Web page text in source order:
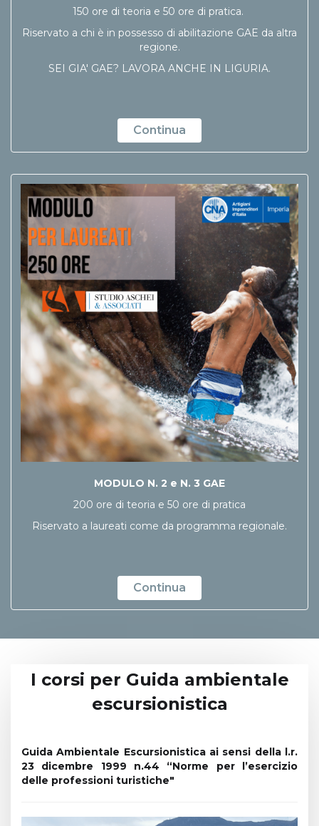
150 ore di teoria e 50 ore di pratica.
Riservato a chi è in possesso di abilitazione GAE da altra
regione.
SEI GIA' GAE? LAVORA ANCHE IN LIGURIA.
Continua
MODULO N. 2 e N. 3 GAE
200 ore di teoria e 50 ore di pratica
Riservato a laureati come da programma regionale.
Continua
I corsi per Guida ambientale
escursionistica
Guida Ambientale Escursionistica ai sensi della l.r.
23 dicembre 1999 n.44 “Norme per l’esercizio
delle professioni turistiche"